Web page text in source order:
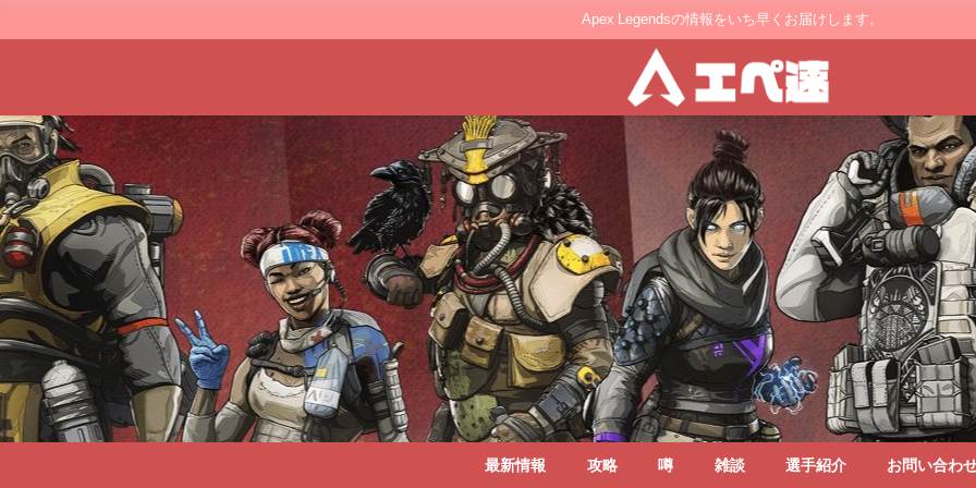
Apex Legendsの情報をいち早くお届けします。
最新情報 攻略 噂 雑談 選手紹介 お問い合わ